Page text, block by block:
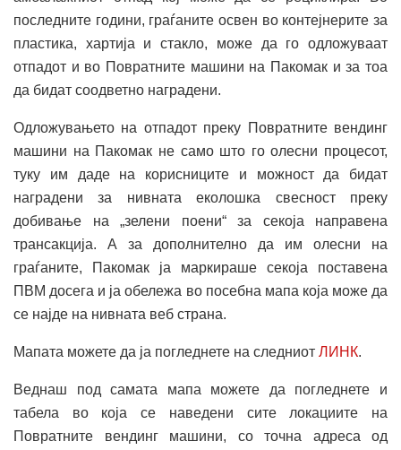
последните години, граѓаните освен во контејнерите за
пластика, хартија и стакло, може да го одложуваат
отпадот и во Повратните машини на Пакомак и за тоа
да бидат соодветно наградени.
Одложувањето на отпадот преку Повратните вендинг
машини на Пакомак не само што го олесни процесот,
туку им даде на корисниците и можност да бидат
наградени за нивната еколошка свесност преку
добивање на „зелени поени“ за секоја направена
трансакција. А за дополнително да им олесни на
граѓаните, Пакомак ја маркираше секоја поставена
ПВМ досега и ја обележа во посебна мапа која може да
се најде на нивната веб страна.
Мапата можете да ја погледнете на следниот ЛИНК.
Веднаш под самата мапа можете да погледнете и
табела во која се наведени сите локациите на
Повратните вендинг машини, со точна адреса од